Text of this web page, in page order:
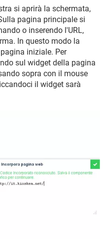
si aprirà la schermata,
pagina principale si
o inserendo l'URL,
In questo modo la
iniziale. Per
sul widget della pagina
sopra con il mouse
il widget sarà